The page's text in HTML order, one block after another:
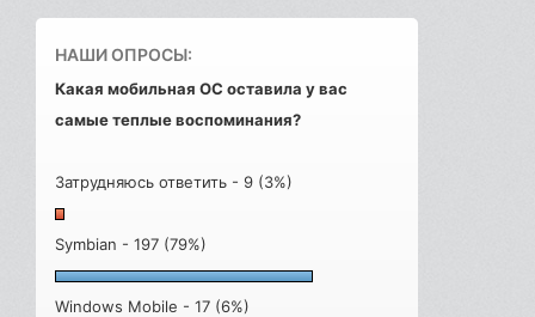
НАШИ ОПРОСЫ:
Какая мобильная ОС оставила у вас
самые теплые воспоминания?
Затрудняюсь ответить - 9 (3%)
Symbian - 197 (79%)
Windows Mobile - 17 (6%)